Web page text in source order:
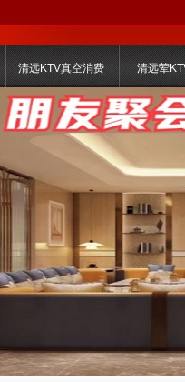
清远KTV真空消费 清远荤